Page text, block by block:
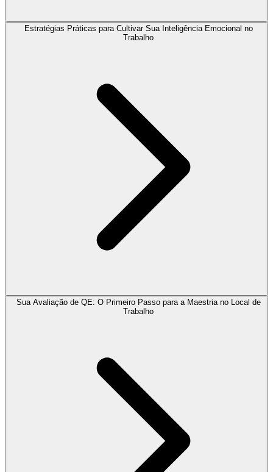
Estratégias Práticas para Cultivar Sua Inteligência Emocional no
Trabalho
Sua Avaliação de QE: O Primeiro Passo para a Maestria no Local de
Trabalho